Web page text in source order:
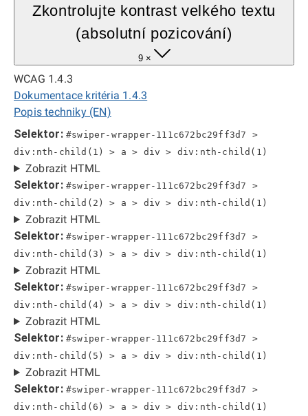
Zkontrolujte kontrast velkého textu
(absolutní pozicování)
9 ×
WCAG 1.4.3
Dokumentace kritéria 1.4.3
Popis techniky (EN)
Selektor: #swiper-wrapper-111c672bc29ff3d7 >
div:nth-child(1) > a > div > div:nth-child(1)
Zobrazit HTML
Selektor: #swiper-wrapper-111c672bc29ff3d7 >
div:nth-child(2) > a > div > div:nth-child(1)
Zobrazit HTML
Selektor: #swiper-wrapper-111c672bc29ff3d7 >
div:nth-child(3) > a > div > div:nth-child(1)
Zobrazit HTML
Selektor: #swiper-wrapper-111c672bc29ff3d7 >
div:nth-child(4) > a > div > div:nth-child(1)
Zobrazit HTML
Selektor: #swiper-wrapper-111c672bc29ff3d7 >
div:nth-child(5) > a > div > div:nth-child(1)
Zobrazit HTML
Selektor: #swiper-wrapper-111c672bc29ff3d7 >
div:nth-child(6) > a > div > div:nth-child(1)